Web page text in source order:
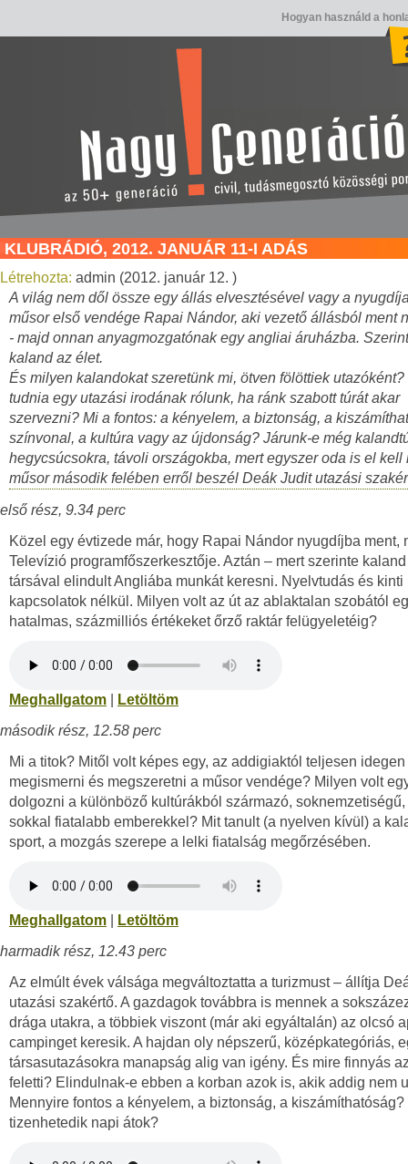
Hogyan használd a
KLUBRÁDIÓ, 2012. JANUÁR 11-I ADÁS
Létrehozta: admin (2012. január 12. )
A világ nem dől össze egy állás elvesztésével vagy a
műsor első vendége Rapai Nándor, aki vezető állásból ment
- majd onnan anyagmozgatónak egy angliai áruházba.
kaland az élet.
És milyen kalandokat szeretünk mi, ötven fölöttiek utazóként?
tudnia egy utazási irodának rólunk, ha ránk szabott túrát akar
szervezni? Mi a fontos: a kényelem, a biztonság, a
színvonal, a kultúra vagy az újdonság? Járunk-e még
hegycsúcsokra, távoli országokba, mert egyszer oda is el kell
műsor második felében erről beszél Deák Judit utazási
első rész, 9.34 perc
Közel egy évtizede már, hogy Rapai Nándor nyugdíjba ment,
Televízió programfőszerkesztője. Aztán – mert szerinte
társával elindult Angliába munkát keresni. Nyelvtudás és kinti
kapcsolatok nélkül. Milyen volt az út az ablaktalan szobától
hatalmas, százmilliós értékeket őrző raktár felügyeletéig?
Meghallgatom
Letöltöm
második rész, 12.58 perc
Mi a titok? Mitől volt képes egy, az addigiaktól teljesen
megismerni és megszeretni a műsor vendége? Milyen volt
dolgozni a különböző kultúrákból származó,
sokkal fiatalabb emberekkel? Mit tanult (a nyelven kívül) a
sport, a mozgás szerepe a lelki fiatalság megőrzésében.
Meghallgatom
Letöltöm
harmadik rész, 12.43 perc
Az elmúlt évek válsága megváltoztatta a turizmust – állítja
utazási szakértő. A gazdagok továbbra is mennek a
drága utakra, a többiek viszont (már aki egyáltalán) az olcsó
campinget keresik. A hajdan oly népszerű, középkategóriás,
társasutazásokra manapság alig van igény. És mire finnyás
feletti? Elindulnak-e ebben a korban azok is, akik addig nem
Mennyire fontos a kényelem, a biztonság, a kiszámíthatóság?
tizenhetedik napi átok?